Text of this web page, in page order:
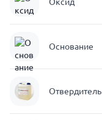
Основание
Отвердитель